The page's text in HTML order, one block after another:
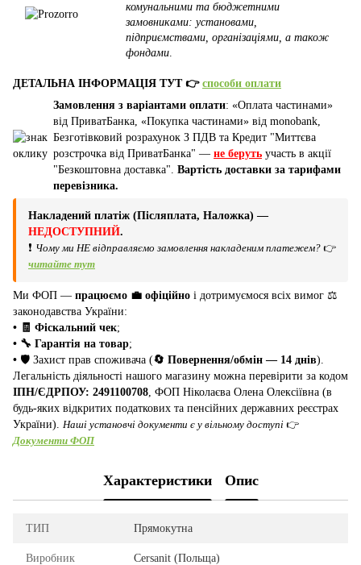
комунальними та бюджетними
замовниками: установами,
підприємствами, організаціями, а також
фондами
ДЕТАЛЬНА ІНФОРМАЦІЯ ТУТ 👉 способи оплати
Замовлення з варіантами оплати: «Оплата частинами»
від ПриватБанка, «Покупка частинами» від monobank,
Безготівковий розрахунок З ПДВ та Кредит "Миттєва
розстрочка від ПриватБанка" — не беруть участь в акції
"Безкоштовна доставка". Вартість доставки за тарифами
перевізника.
Накладений платіж (Післяплата, Наложка) —
НЕДОСТУПНИЙ.
❗ Чому ми НЕ відправляємо замовлення накладеним платежем? 👉
читайте тут
Ми ФОП — працюємо 💼 офіційно і дотримуємося всіх вимог ⚖️
законодавства України:
• 🧾 Фіскальний чек;
• 🔧 Гарантія на товар;
• 🛡️ Захист прав споживача (🔄 Повернення/обмін — 14 днів).
Легальність діяльності нашого магазину можна перевірити за кодом
ІПН/ЄДРПОУ: 2491100708 , ФОП Ніколаєва Олена Олексіївна (в
будь-яких відкритих податкових та пенсійних державних реєстрах
України). Наші установчі документи є у вільному доступі 👉
Документи ФОП
Характеристики Опис
ТИП Прямокутна
Виробник Cersanit (Польща)